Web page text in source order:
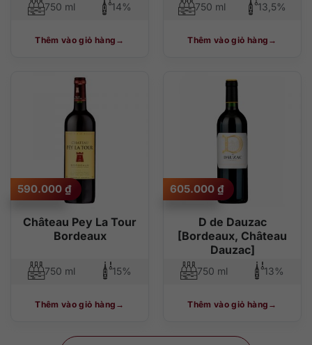
750 ml 14%
Thêm vào giỏ hàng
750 ml 13,5%
Thêm vào giỏ hàng
Château Pey La Tour
Bordeaux
590.000 ₫
750 ml 15%
Thêm vào giỏ hàng
D de Dauzac
[Bordeaux, Château
Dauzac]
605.000 ₫
750 ml 13%
Thêm vào giỏ hàng